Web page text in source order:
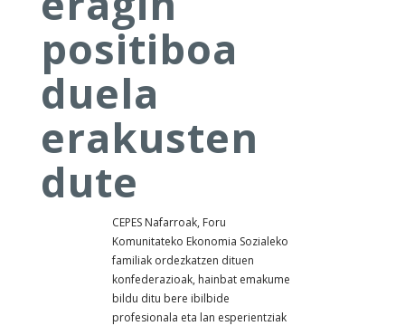
positiboa
duela
erakusten
dute
CEPES Nafarroak, Foru
Komunitateko Ekonomia Sozialeko
familiak ordezkatzen dituen
konfederazioak, hainbat emakume
bildu ditu bere ibilbide
profesionala eta lan esperientziak